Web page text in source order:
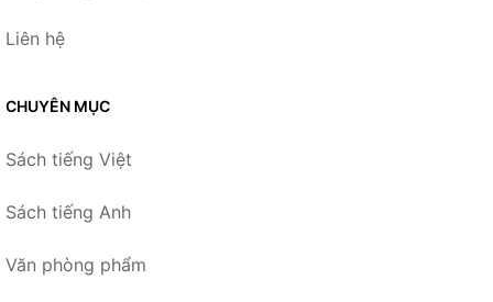
Liên hệ
CHUYÊN MỤC
Sách tiếng Việt
Sách tiếng Anh
Văn phòng phẩm